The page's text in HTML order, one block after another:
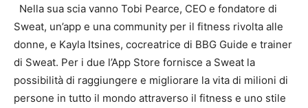
Nella sua scia vanno Tobi Pearce, CEO e fondatore di
Sweat, un’app e una community per il fitness rivolta alle
donne, e Kayla Itsines, cocreatrice di BBG Guide e trainer
di Sweat. Per i due l’App Store fornisce a Sweat la
possibilità di raggiungere e migliorare la vita di milioni di
persone in tutto il mondo attraverso il fitness e uno stile